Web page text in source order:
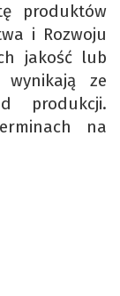
produktów
i Rozwoju
jakość lub
wynikają ze
produkcji.
na